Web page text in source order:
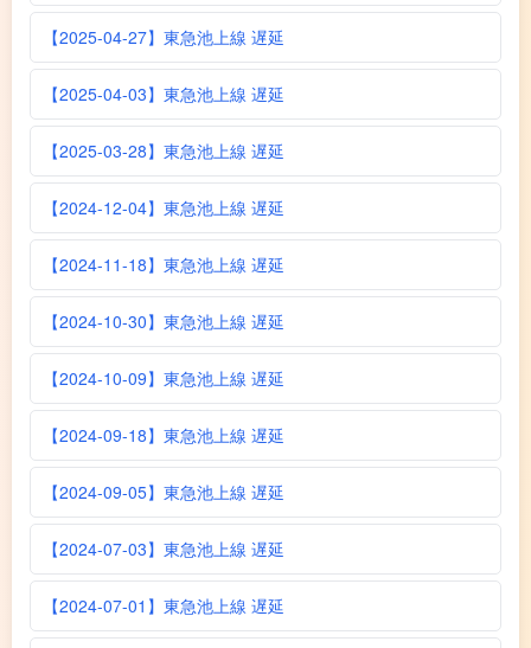
【2025-04-27】東急池上線 遅延
【2025-04-03】東急池上線 遅延
【2025-03-28】東急池上線 遅延
【2024-12-04】東急池上線 遅延
【2024-11-18】東急池上線 遅延
【2024-10-30】東急池上線 遅延
【2024-10-09】東急池上線 遅延
【2024-09-18】東急池上線 遅延
【2024-09-05】東急池上線 遅延
【2024-07-03】東急池上線 遅延
【2024-07-01】東急池上線 遅延